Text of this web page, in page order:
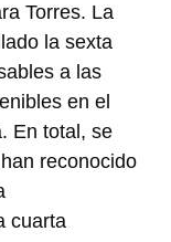
Torres. La
la sexta
a las
en el
En total, se
reconocido
cuarta